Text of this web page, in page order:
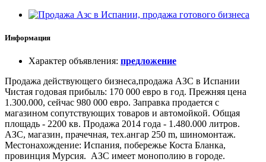
Информация
Характер объявления: предложение
Продажа действующего бизнеса,продажа АЗС в Испании
Чистая годовая прибыль: 170 000 евро в год. Прежняя цена
1.300.000, сейчас 980 000 евро. Заправка продается с
магазином сопутствующих товаров и автомойкой. Общая
площадь - 2200 кв. Продажа 2014 года - 1.480.000 литров.
АЗС, магазин, прачечная, тех.ангар 250 m, шиномонтаж.
Местонахождение: Испания, побережье Коста Бланка,
провинция Мурсия. АЗС имеет монополию в городе.